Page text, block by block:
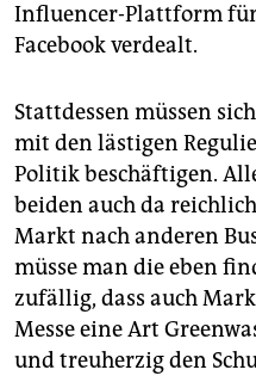
Influencer-Plattform
Facebook verdealt.
Stattdessen müssen
mit den lästigen
Politik beschäftigen.
beiden auch da
Markt nach anderen
müsse man die eben
zufällig, dass auch
Messe eine Art
und treuherzig den